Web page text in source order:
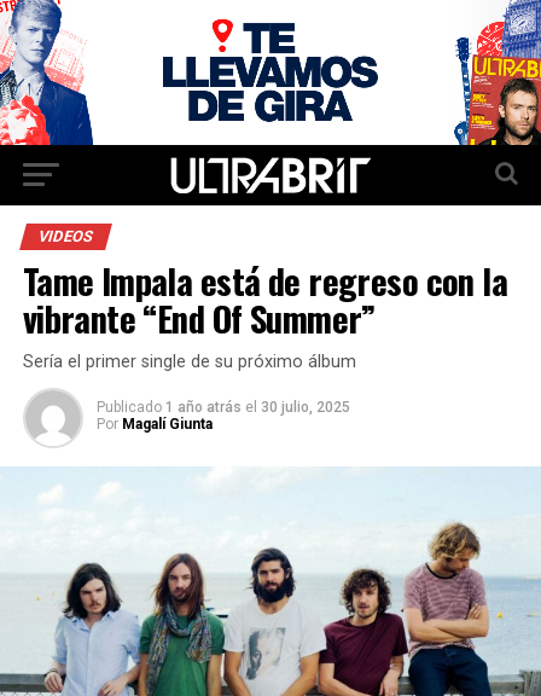
VIDEOS
Tame Impala está de regreso con la
vibrante “End Of Summer”
Sería el primer single de su próximo álbum
Publicado 1 año atrás el 30 julio, 2025
Por Magalí Giunta